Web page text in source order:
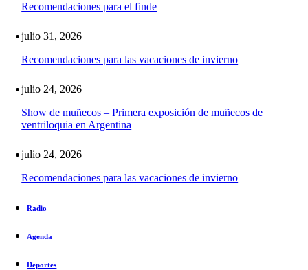
Recomendaciones para el finde
julio 31, 2026
Recomendaciones para las vacaciones de invierno
julio 24, 2026
Show de muñecos – Primera exposición de muñecos de
ventriloquia en Argentina
julio 24, 2026
Recomendaciones para las vacaciones de invierno
Radio
Agenda
Deportes